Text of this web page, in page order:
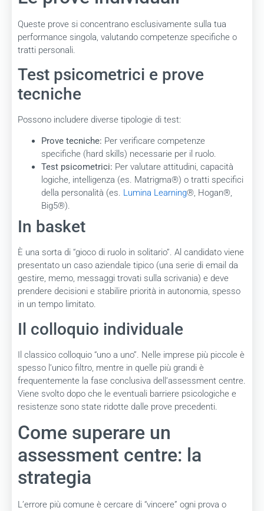
Queste prove si concentrano esclusivamente sulla tua
performance singola, valutando competenze specifiche o
tratti personali.
Test psicometrici e prove
tecniche
Possono includere diverse tipologie di test:
Prove tecniche: Per verificare competenze
specifiche (hard skills) necessarie per il ruolo.
Test psicometrici: Per valutare attitudini, capacità
logiche, intelligenza (es. Matrigma®) o tratti specifici
della personalità (es. Lumina Learning®, Hogan®,
Big5®).
In basket
È una sorta di “gioco di ruolo in solitario”. Al candidato viene
presentato un caso aziendale tipico (una serie di email da
gestire, memo, messaggi trovati sulla scrivania) e deve
prendere decisioni e stabilire priorità in autonomia, spesso
in un tempo limitato.
Il colloquio individuale
Il classico colloquio “uno a uno”. Nelle imprese più piccole è
spesso l’unico filtro, mentre in quelle più grandi è
frequentemente la fase conclusiva dell’assessment centre.
Viene svolto dopo che le eventuali barriere psicologiche e
resistenze sono state ridotte dalle prove precedenti.
Come superare un
assessment centre: la
strategia
L’errore più comune è cercare di “vincere” ogni prova o